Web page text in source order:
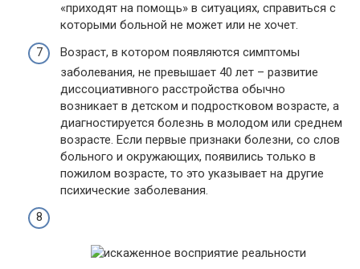
«приходят на помощь» в ситуациях, справиться с
которыми больной не может или не хочет.
Возраст, в котором появляются симптомы
заболевания, не превышает 40 лет – развитие
диссоциативного расстройства обычно
возникает в детском и подростковом возрасте, а
диагностируется болезнь в молодом или среднем
возрасте. Если первые признаки болезни, со слов
больного и окружающих, появились только в
пожилом возрасте, то это указывает на другие
психические заболевания.